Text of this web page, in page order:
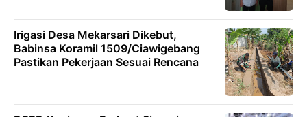
Irigasi Desa Mekarsari Dikebut,
Babinsa Koramil 1509/Ciawigebang
Pastikan Pekerjaan Sesuai Rencana